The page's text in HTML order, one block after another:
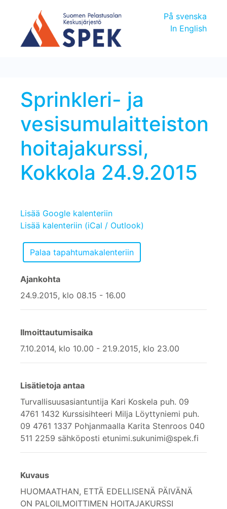
På svenska
In English
Sprinkleri- ja
vesisumulaitteiston
hoitajakurssi,
Kokkola 24.9.2015
Lisää Google kalenteriin
Lisää kalenteriin (iCal / Outlook)
Ajankohta
24.9.2015, klo 08.15 - 16.00
Ilmoittautumisaika
7.10.2014, klo 10.00 - 21.9.2015, klo 23.00
Lisätietoja antaa
Turvallisuusasiantuntija Kari Koskela puh. 09
4761 1432 Kurssisihteeri Milja Löyttyniemi puh.
09 4761 1337 Pohjanmaalla Karita Stenroos 040
511 2259 sähköposti etunimi.sukunimi@spek.fi
Kuvaus
HUOMAATHAN, ETTÄ EDELLISENÄ PÄIVÄNÄ
ON PALOILMOITTIMEN HOITAJAKURSSI